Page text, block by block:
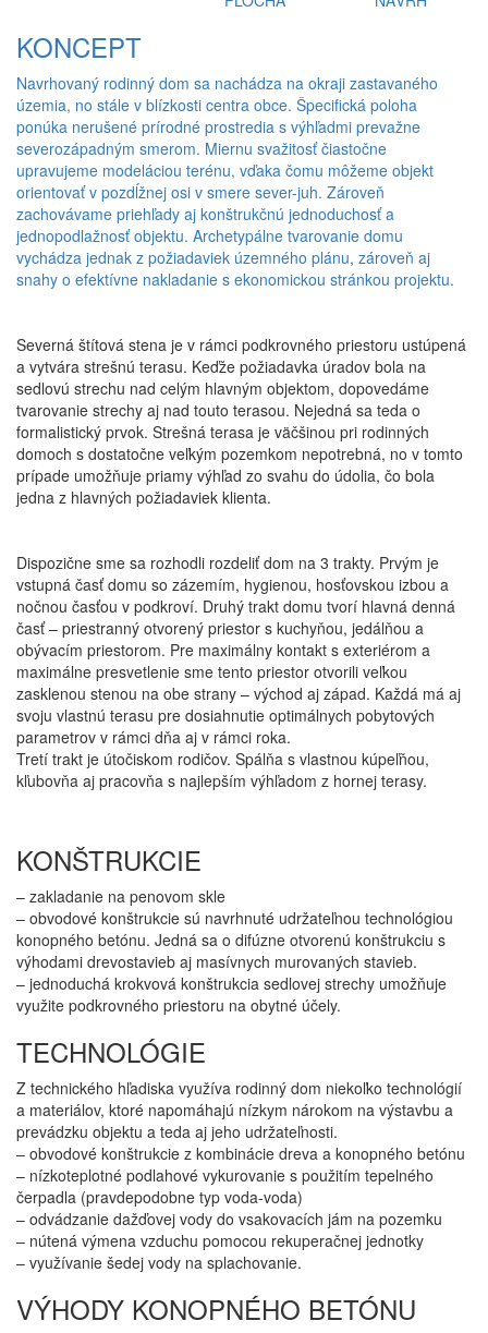
KONCEPT
Navrhovaný rodinný dom sa nachádza na okraji zastavaného
územia, no stále v blízkosti centra obce. Špecifická poloha
ponúka nerušené prírodné prostredia s výhľadmi prevažne
severozápadným smerom. Miernu svažitosť čiastočne
upravujeme modeláciou terénu, vďaka čomu môžeme objekt
orientovať v pozdĺžnej osi v smere sever-juh. Zároveň
zachovávame priehľady aj konštrukčnú jednoduchosť a
jednopodlažnosť objektu. Archetypálne tvarovanie domu
vychádza jednak z požiadaviek územného plánu, zároveň aj
snahy o efektívne nakladanie s ekonomickou stránkou projektu.
Severná štítová stena je v rámci podkrovného priestoru ustúpená
a vytvára strešnú terasu. Keďže požiadavka úradov bola na
sedlovú strechu nad celým hlavným objektom, dopovedáme
tvarovanie strechy aj nad touto terasou. Nejedná sa teda o
formalistický prvok. Strešná terasa je väčšinou pri rodinných
domoch s dostatočne veľkým pozemkom nepotrebná, no v tomto
prípade umožňuje priamy výhľad zo svahu do údolia, čo bola
jedna z hlavných požiadaviek klienta.
Dispozične sme sa rozhodli rozdeliť dom na 3 trakty. Prvým je
vstupná časť domu so zázemím, hygienou, hosťovskou izbou a
nočnou časťou v podkroví. Druhý trakt domu tvorí hlavná denná
časť – priestranný otvorený priestor s kuchyňou, jedálňou a
obývacím priestorom. Pre maximálny kontakt s exteriérom a
maximálne presvetlenie sme tento priestor otvorili veľkou
zasklenou stenou na obe strany – východ aj západ. Každá má aj
svoju vlastnú terasu pre dosiahnutie optimálnych pobytových
parametrov v rámci dňa aj v rámci roka.
Tretí trakt je útočiskom rodičov. Spálňa s vlastnou kúpeľňou,
kľubovňa aj pracovňa s najlepším výhľadom z hornej terasy.
KONŠTRUKCIE
– zakladanie na penovom skle
– obvodové konštrukcie sú navrhnuté udržateľnou technológiou
konopného betónu. Jedná sa o difúzne otvorenú konštrukciu s
výhodami drevostavieb aj masívnych murovaných stavieb.
– jednoduchá krokvová konštrukcia sedlovej strechy umožňuje
využite podkrovného priestoru na obytné účely.
TECHNOLÓGIE
Z technického hľadiska využíva rodinný dom niekoľko technológií
a materiálov, ktoré napomáhajú nízkym nárokom na výstavbu a
prevádzku objektu a teda aj jeho udržateľnosti.
– obvodové konštrukcie z kombinácie dreva a konopného betónu
– nízkoteplotné podlahové vykurovanie s použitím tepelného
čerpadla (pravdepodobne typ voda-voda)
– odvádzanie dažďovej vody do vsakovacích jám na pozemku
– nútená výmena vzduchu pomocou rekuperačnej jednotky
– využívanie šedej vody na splachovanie.
VÝHODY KONOPNÉHO BETÓNU